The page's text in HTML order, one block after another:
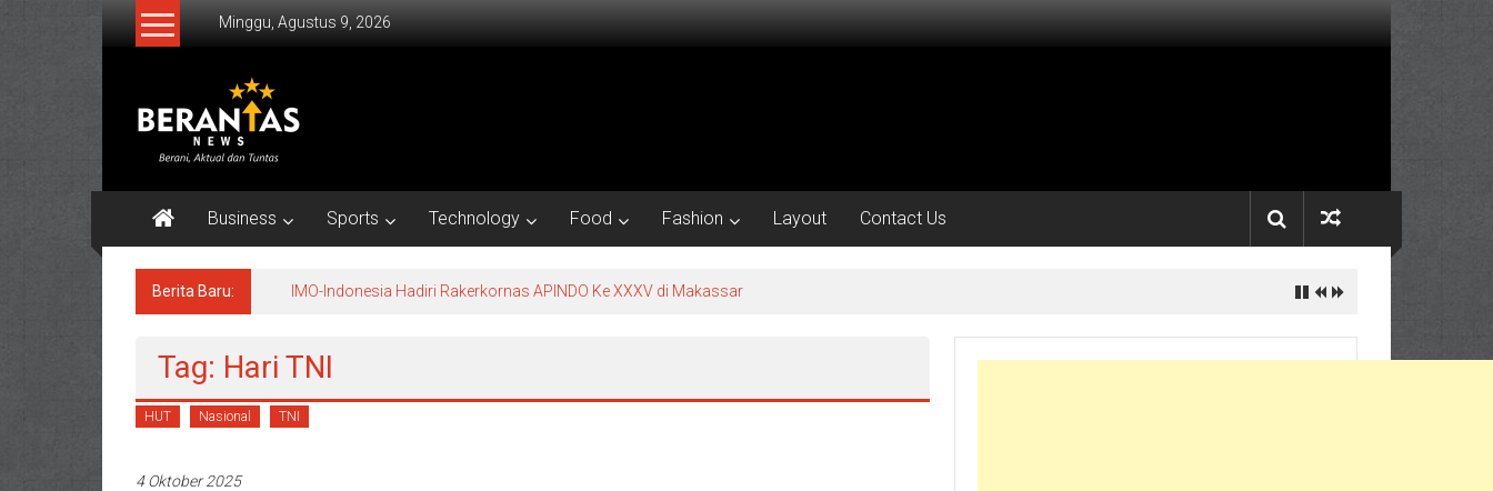
Lompat
Minggu, Agustus 9, 2026
BERANTAS
NEWS
Tuntas.
Business Sports Technology Food Fashion Layout Contact Us
Berita Baru: IMO-Indonesia Hadiri Rakerkornas APINDO Ke XXXV di Makassar
Tag: Hari TNI
HUT Nasional TNI
4 Oktober 2025